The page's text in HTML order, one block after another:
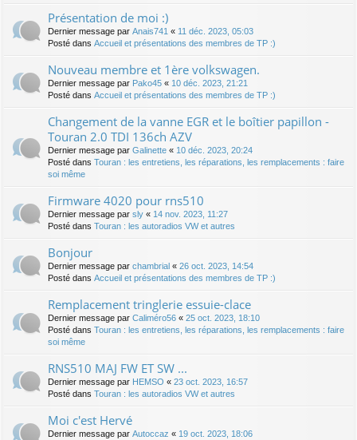
Présentation de moi :)
Dernier message par Anais741 « 11 déc. 2023, 05:03
Posté dans Accueil et présentations des membres de TP :)
Nouveau membre et 1ère volkswagen.
Dernier message par Pako45 « 10 déc. 2023, 21:21
Posté dans Accueil et présentations des membres de TP :)
Changement de la vanne EGR et le boîtier papillon -
Touran 2.0 TDI 136ch AZV
Dernier message par Galinette « 10 déc. 2023, 20:24
Posté dans Touran : les entretiens, les réparations, les remplacements : faire
soi même
Firmware 4020 pour rns510
Dernier message par sly « 14 nov. 2023, 11:27
Posté dans Touran : les autoradios VW et autres
Bonjour
Dernier message par chambrial « 26 oct. 2023, 14:54
Posté dans Accueil et présentations des membres de TP :)
Remplacement tringlerie essuie-clace
Dernier message par Caliméro56 « 25 oct. 2023, 18:10
Posté dans Touran : les entretiens, les réparations, les remplacements : faire
soi même
RNS510 MAJ FW ET SW ...
Dernier message par HEMSO « 23 oct. 2023, 16:57
Posté dans Touran : les autoradios VW et autres
Moi c'est Hervé
Dernier message par Autoccaz « 19 oct. 2023, 18:06